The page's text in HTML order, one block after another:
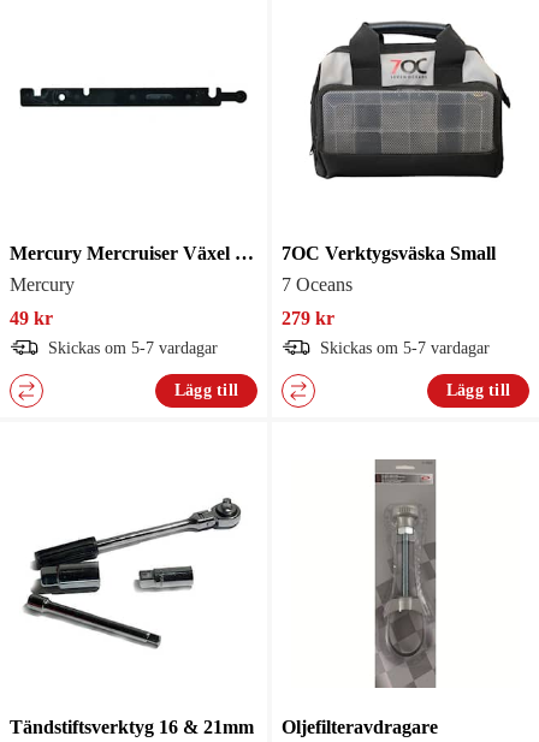
Mercury Mercruiser Växel Justeringsverktyg Bravo
Mercury
49 kr
Skickas om 5-7 vardagar
Lägg till
7OC Verktygsväska Small
7 Oceans
279 kr
Skickas om 5-7 vardagar
Lägg till
Tändstiftsverktyg 16 & 21mm
Oljefilteravdragare